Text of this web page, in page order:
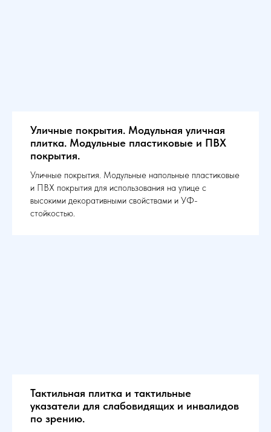
Уличные покрытия. Модульная уличная
плитка. Модульные пластиковые и ПВХ
покрытия.
Уличные покрытия. Модульные напольные пластиковые
и ПВХ покрытия для использования на улице с
высокими декоративными свойствами и УФ-
стойкостью.
Тактильная плитка и тактильные
указатели для слабовидящих и инвалидов
по зрению.